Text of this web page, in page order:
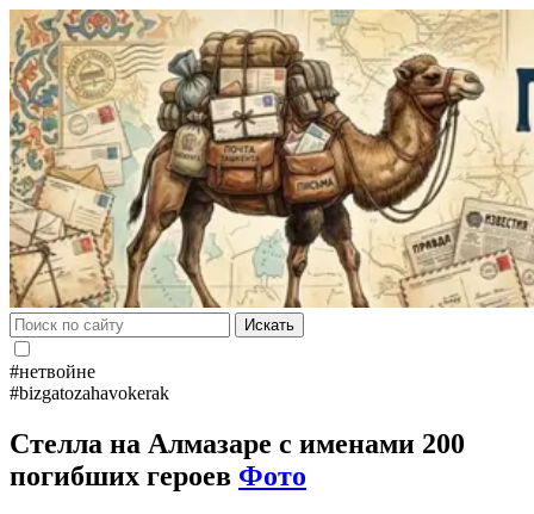
Искать
#нетвойне
#bizgatozahavokerak
Стелла на Алмазаре с именами 200
погибших героев Фото